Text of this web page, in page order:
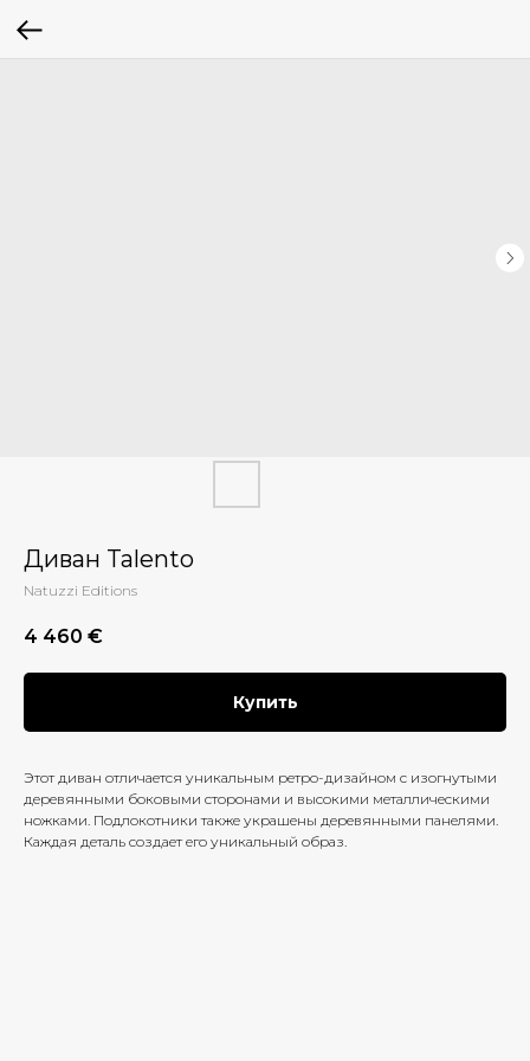
Диван Talento
Natuzzi Editions
4 460 €
Купить
Этот диван отличается уникальным ретро-дизайном с изогнутыми
деревянными боковыми сторонами и высокими металлическими
ножками. Подлокотники также украшены деревянными панелями.
Каждая деталь создает его уникальный образ.